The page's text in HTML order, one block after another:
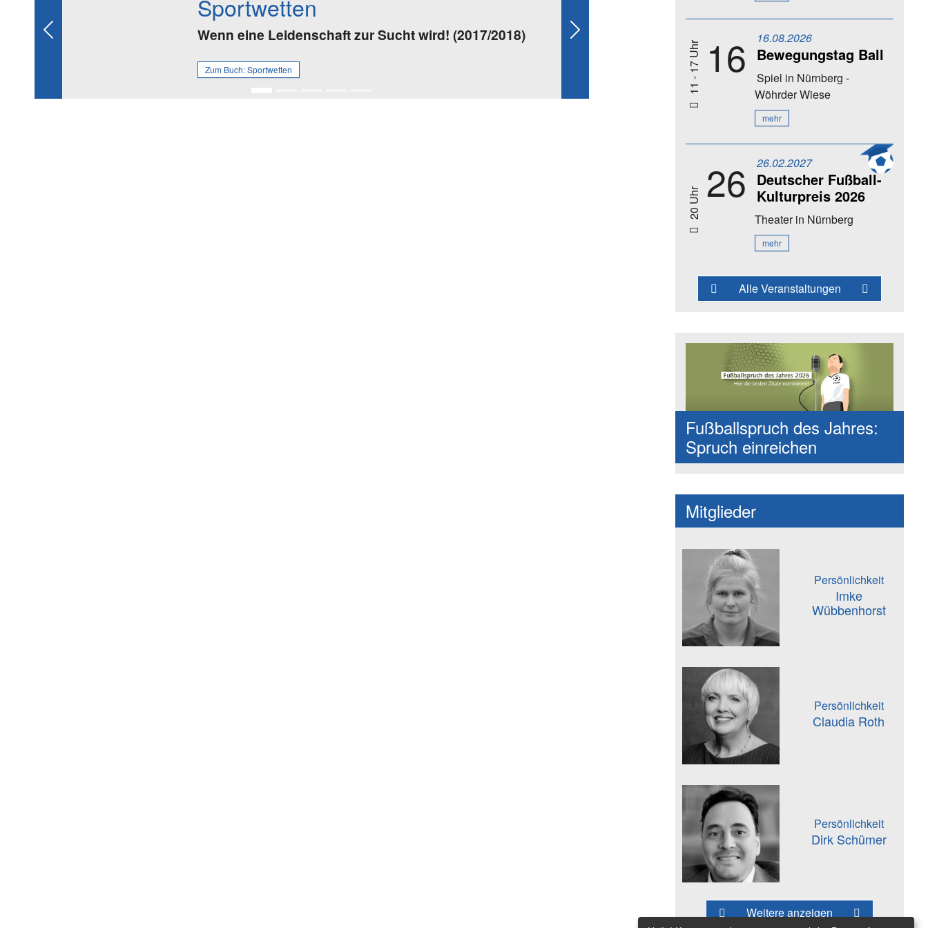
Sportwetten
Wenn eine Leidenschaft zur Sucht wird! (2017/2018)
Zum Buch:Sportwetten
Previous Next
11 - 17 Uhr 16 16.08.2026
Bewegungstag Ball
Spiel in Nürnberg -
Wöhrder Wiese
mehr
20 Uhr 26 26.02.2027
Deutscher Fußball-
Kulturpreis 2026
Theaterin Nürnberg
mehr
Alle Veranstaltungen
Fußballspruch des Jahres:
Spruch einreichen
Mitglieder
Persönlichkeit
Imke
Wübbenhorst
Persönlichkeit
Claudia Roth
Persönlichkeit
Dirk Schümer
Weitere anzeigen